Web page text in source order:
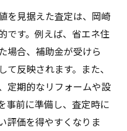
を見据えた査定は、岡崎
です。例えば、省エネ住
場合、補助金が受けら
反映されます。また、
定期的なリフォームや設
事前に準備し、査定時に
評価を得やすくなりま